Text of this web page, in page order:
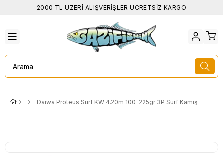
2000 TL ÜZERİ ALIŞVERİŞLER ÜCRETSİZ KARGO
Daiwa Proteus Surf KW 4.20m 100-225gr 3P Surf Kamış